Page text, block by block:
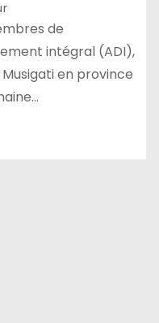
de
intégral (ADI),
en province